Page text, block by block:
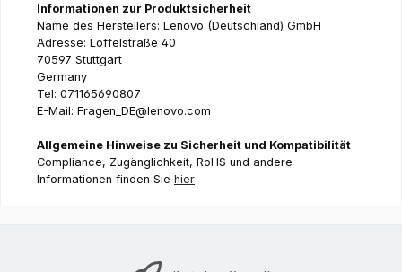
Informationen zur Produktsicherheit
Name des Herstellers: Lenovo (Deutschland) GmbH
Adresse: Löffelstraße 40
70597 Stuttgart
Germany
Tel: 071165690807
E-Mail: Fragen_DE@lenovo.com
Allgemeine Hinweise zu Sicherheit und Kompatibilität
Compliance, Zugänglichkeit, RoHS und andere
Informationen finden Sie hier